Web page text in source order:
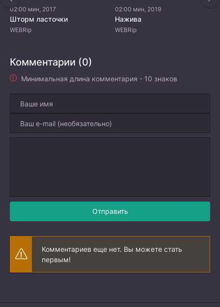
02:00 мин, 2017
Шторм ласточки
WEBRip
02:00 мин, 2019
Нажива
WEBRip
Комментарии (0)
Минимальная длина комментария - 10 знаков
Отправить
Комментариев еще нет. Вы можете стать
первым!